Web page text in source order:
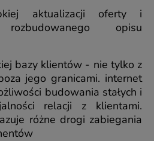
aktualizacji oferty i
rozbudowanego opisu
bazy klientów - nie tylko z
jego granicami. internet
budowania stałych i
relacji z klientami.
różne drogi zabiegania